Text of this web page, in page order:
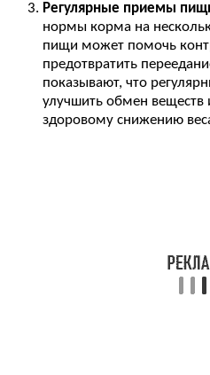
Регулярные приемы
нормы корма на
пищи может помочь
предотвратить
показывают, что
улучшить обмен веществ
здоровому снижению